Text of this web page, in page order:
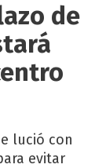
de
lució con
evitar